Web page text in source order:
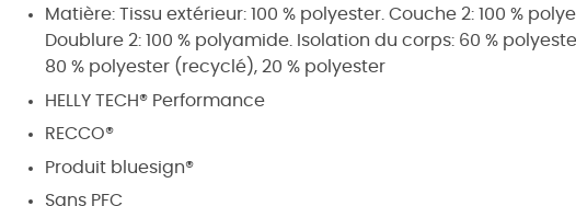
Matière: Tissu extérieur: 100 % polyester. Couche 2: 100 %
Doublure 2: 100 % polyamide. Isolation du corps: 60 %
80 % polyester (recyclé), 20 % polyester
HELLY TECH® Performance
RECCO®
Produit bluesign®
Sans PFC